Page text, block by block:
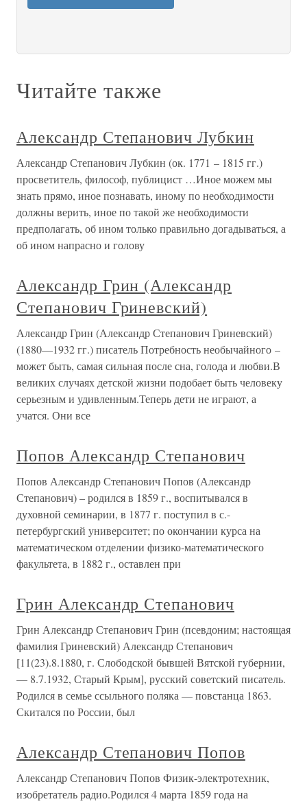
Читайте также
Александр Степанович Лубкин
Александр Степанович Лубкин (ок. 1771 – 1815 гг.)
просветитель, философ, публицист …Иное можем мы
знать прямо, иное познавать, иному по необходимости
должны верить, иное по такой же необходимости
предполагать, об ином только правильно догадываться, а
об ином напрасно и голову
Александр Грин (Александр
Степанович Гриневский)
Александр Грин (Александр Степанович Гриневский)
(1880—1932 гг.) писатель Потребность необычайного –
может быть, самая сильная после сна, голода и любви.В
великих случаях детской жизни подобает быть человеку
серьезным и удивленным.Теперь дети не играют, а
учатся. Они все
Попов Александр Степанович
Попов Александр Степанович Попов (Александр
Степанович) – родился в 1859 г., воспитывался в
духовной семинарии, в 1877 г. поступил в с.-
петербургский университет; по окончании курса на
математическом отделении физико-математического
факультета, в 1882 г., оставлен при
Грин Александр Степанович
Грин Александр Степанович Грин (псевдоним; настоящая
фамилия Гриневский) Александр Степанович
[11(23).8.1880, г. Слободской бывшей Вятской губернии,
— 8.7.1932, Старый Крым], русский советский писатель.
Родился в семье ссыльного поляка — повстанца 1863.
Скитался по России, был
Александр Степанович Попов
Александр Степанович Попов Физик-электротехник,
изобретатель радио.Родился 4 марта 1859 года на